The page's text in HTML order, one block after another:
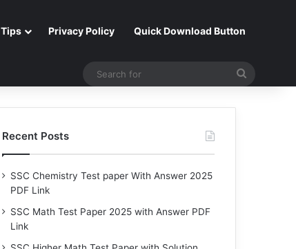
Tips Privacy Policy Quick Download Button
Recent Posts
SSC Chemistry Test paper With Answer 2025
PDF Link
SSC Math Test Paper 2025 with Answer PDF
Link